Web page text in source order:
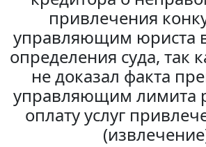
привлечения
управляющим юриста в
определения суда, так
не доказал факта
управляющим лимита
оплату услуг